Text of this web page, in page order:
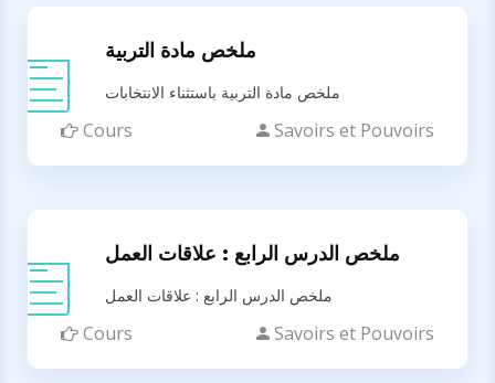
ملخص مادة التربية
ملخص مادة التربية باستثناء الانتخابات
Cours Savoirs et Pouvoirs
ملخص الدرس الرابع : علاقات العمل
ملخص الدرس الرابع : علاقات العمل
Cours Savoirs et Pouvoirs